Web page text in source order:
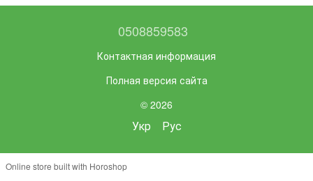
0508859583
Контактная информация
Полная версия сайта
© 2026
Укр Рус
Online store built with Horoshop